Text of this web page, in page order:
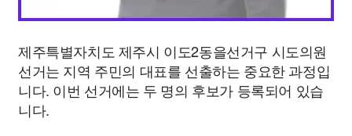
제주특별자치도 제주시 이도2동을선거구 시도의원
선거는 지역 주민의 대표를 선출하는 중요한 과정입
니다. 이번 선거에는 두 명의 후보가 등록되어 있습
니다.